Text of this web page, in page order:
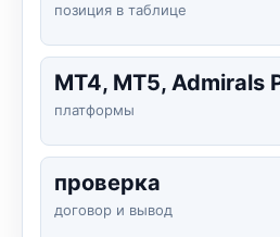
позиция в таблице
MT4, MT5, Admirals
платформы
проверка
договор и вывод